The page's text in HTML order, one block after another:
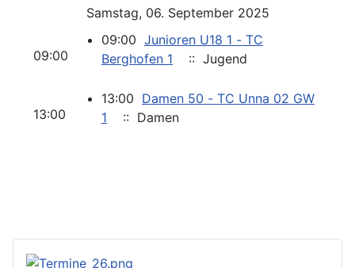
Samstag, 06. September 2025
09:00
09:00 Junioren U18 1 - TC
Berghofen 1
:: Jugend
13:00
13:00 Damen 50 - TC Unna 02 GW
1
:: Damen